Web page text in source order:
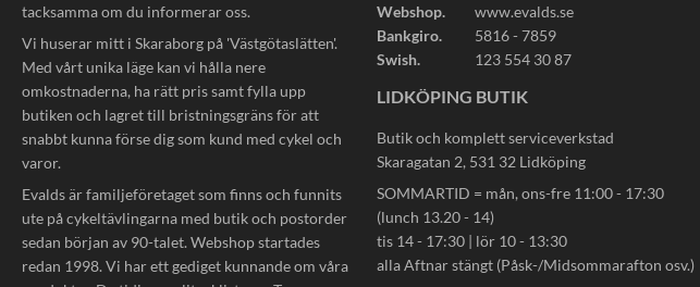
tacksamma om du informerar oss.
Vi huserar mitt i Skaraborg på 'Västgötaslätten'.
Med vårt unika läge kan vi hålla nere
omkostnaderna, ha rätt pris samt fylla upp
butiken och lagret till bristningsgräns för att
snabbt kunna förse dig som kund med cykel och
varor.
Evalds är familjeföretaget som finns och funnits
ute på cykeltävlingarna med butik och postorder
sedan början av 90-talet. Webshop startades
redan 1998. Vi har ett gediget kunnande om våra
Webshop.
www.evalds.se
Bankgiro.
5816 - 7859
Swish.
123 554 30 87
LIDKÖPING BUTIK
Butik och komplett serviceverkstad
Skaragatan 2, 531 32 Lidköping
SOMMARTID = mån, ons-fre 11:00 - 17:30
(lunch 13.20 - 14)
tis 14 - 17:30 | lör 10 - 13:30
alla Aftnar stängt (Påsk-/Midsommarafton osv.)